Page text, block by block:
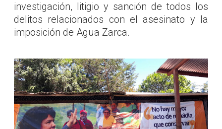
investigación, litigio y sanción de todos los
delitos relacionados con el asesinato y la
imposición de Agua Zarca.